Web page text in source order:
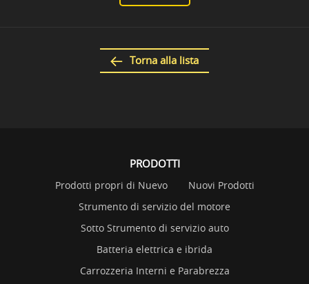
Torna alla lista
PRODOTTI
Prodotti propri di Nuevo
Nuovi Prodotti
Strumento di servizio del motore
Sotto Strumento di servizio auto
Batteria elettrica e ibrida
Carrozzeria Interni e Parabrezza